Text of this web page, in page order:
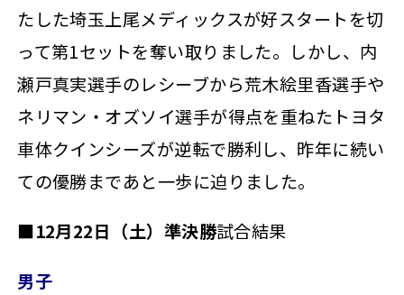
たした埼玉上尾メディックスが好スタートを切
って第1セットを奪い取りました。しかし、内
瀬戸真実選手のレシーブから荒木絵里香選手や
ネリマン・オズソイ選手が得点を重ねたトヨタ
車体クインシーズが逆転で勝利し、昨年に続い
ての優勝まであと一歩に迫りました。
■12月22日（土）準決勝試合結果
男子